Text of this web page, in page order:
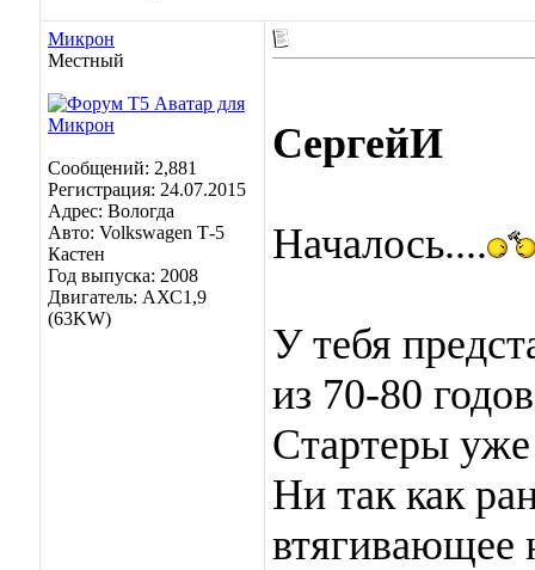
Микрон
Местный
Сообщений: 2,881
Регистрация: 24.07.2015
Адрес: Вологда
Авто: Volkswagen Т-5
Кастен
Год выпуска: 2008
Двигатель: АХС1,9
(63KW)
СергейИ
Началось....
У тебя
из 70-80
Стартеры
Ни так как
втягивающее